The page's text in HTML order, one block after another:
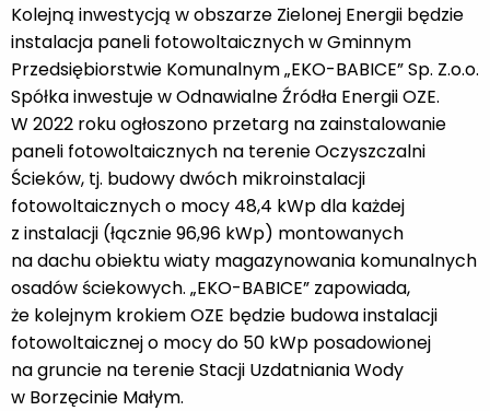
Kolejną inwestycją w obszarze Zielonej Energii będzie
instalacja paneli fotowoltaicznych w Gminnym
Przedsiębiorstwie Komunalnym „EKO-BABICE” Sp. Z.o.o.
Spółka inwestuje w Odnawialne Źródła Energii OZE.
W 2022 roku ogłoszono przetarg na zainstalowanie
paneli fotowoltaicznych na terenie Oczyszczalni
Ścieków, tj. budowy dwóch mikroinstalacji
fotowoltaicznych o mocy 48,4 kWp dla każdej
z instalacji (łącznie 96,96 kWp) montowanych
na dachu obiektu wiaty magazynowania komunalnych
osadów ściekowych. „EKO-BABICE” zapowiada,
że kolejnym krokiem OZE będzie budowa instalacji
fotowoltaicznej o mocy do 50 kWp posadowionej
na gruncie na terenie Stacji Uzdatniania Wody
w Borzęcinie Małym.